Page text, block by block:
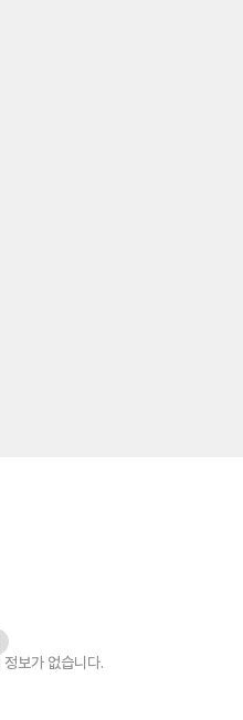
정보가 없습니다.